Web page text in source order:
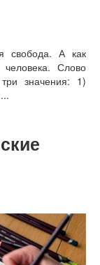
свобода. А как
человека. Слово
значения: 1)